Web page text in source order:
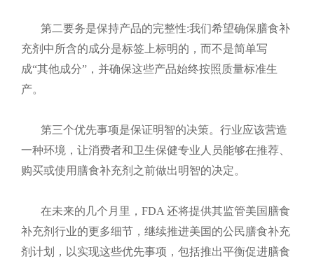
第二要务是保持产品的完整性:我们希望确保膳食补
充剂中所含的成分是标签上标明的，而不是简单写
成“其他成分”，并确保这些产品始终按照质量标准生
产。
第三个优先事项是保证明智的决策。行业应该营造
一种环境，让消费者和卫生保健专业人员能够在推荐、
购买或使用膳食补充剂之前做出明智的决定。
在未来的几个月里，FDA 还将提供其监管美国膳食
补充剂行业的更多细节，继续推进美国的公民膳食补充
剂计划，以实现这些优先事项，包括推出平衡促进膳食